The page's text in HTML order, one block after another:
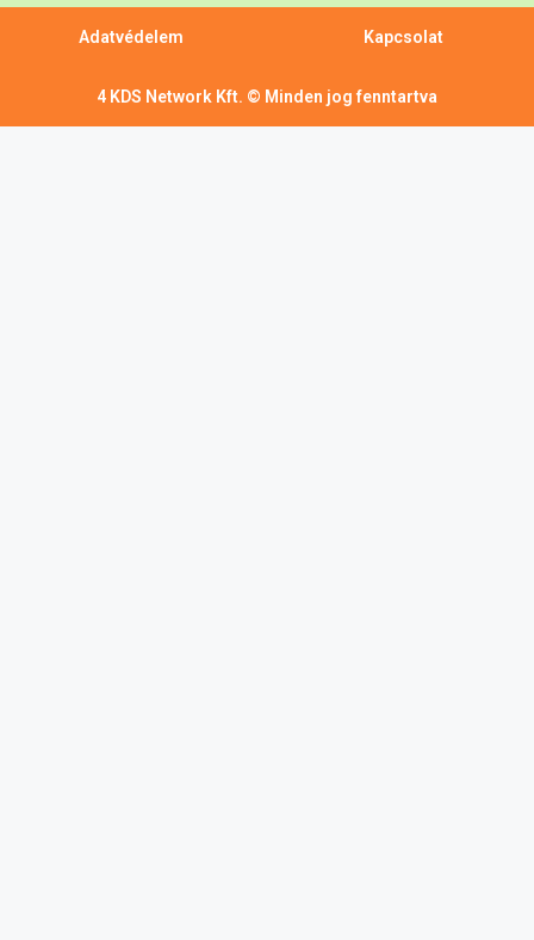
Adatvédelem Kapcsolat
4 KDS Network Kft. © Minden jog fenntartva